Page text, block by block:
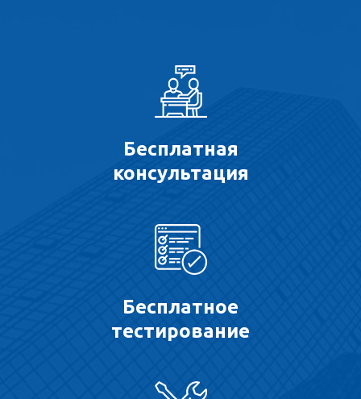
Бесплатная
консультация
Бесплатное
тестирование